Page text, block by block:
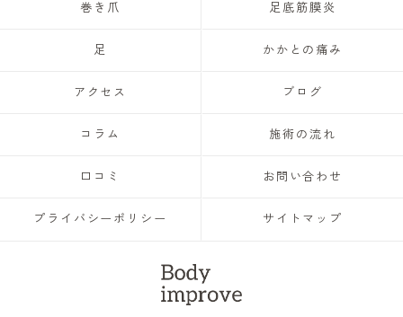
巻き爪 足底筋膜炎
足 かかとの痛み
アクセス ブログ
コラム 施術の流れ
口コミ お問い合わせ
プライバシーポリシー サイトマップ